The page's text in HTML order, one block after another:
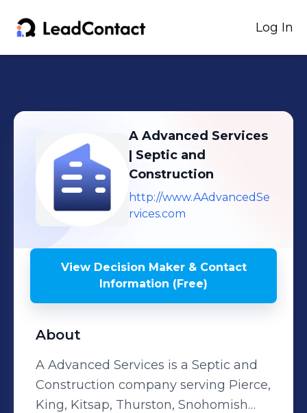
Log In
A Advanced Services
| Septic and
Construction
http://www.AAdvancedSe
rvices.com
View Decision Maker & Contact
Information (Free)
About
A Advanced Services is a Septic and
Construction company serving Pierce,
King, Kitsap, Thurston, Snohomish